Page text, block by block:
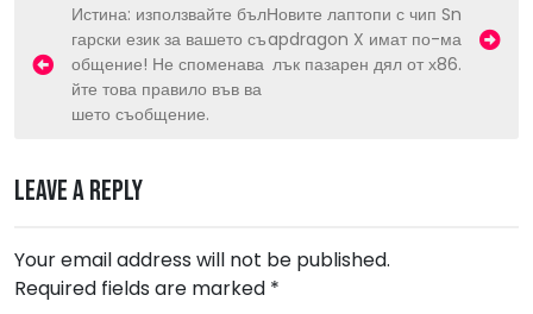
o
a
i
g
Истина: използвайте бъл
гарски език за вашето съ
общение! Не споменава
йте това правило във ва
шето съобщение.
Новите лаптопи с чип Sn
apdragon X имат по-ма
лък пазарен дял от х86.
Leave a Reply
Your email address will not be published.
Required fields are marked *